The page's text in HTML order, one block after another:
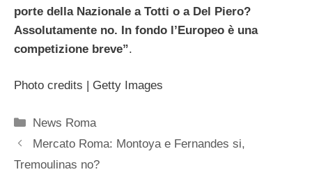
porte della Nazionale a Totti o a Del Piero?
Assolutamente no. In fondo l’Europeo è una
competizione breve”.
Photo credits | Getty Images
Categorie
News Roma
Mercato Roma: Montoya e Fernandes si,
Tremoulinas no?